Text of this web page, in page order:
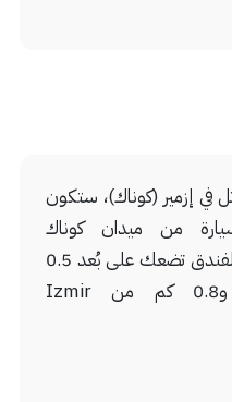
إزمير (كوناك)، ستكون
بالسيارة من ميدان كوناك
وKadifekale. الإقامة في هذا الفندق تضعك على بُعد 0.5
كم من ميدان باسمان و0.8 كم من Izmir